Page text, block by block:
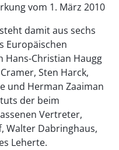
vom 1. März 2010
damit aus sechs
Europäischen
Hans-Christian Haugg
Sten Harck,
und Herman Zaaiman
der beim
Vertreter,
Walter Dabringhaus,
Leherte.